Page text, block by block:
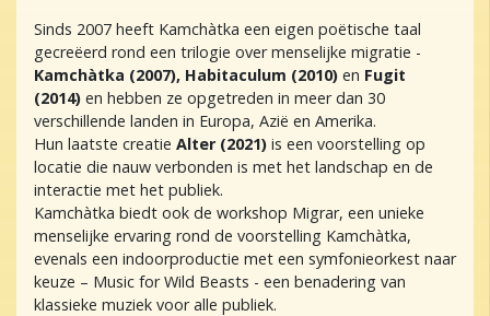
Sinds 2007 heeft Kamchàtka een eigen poëtische taal
gecreëerd rond een trilogie over menselijke migratie -
Kamchàtka (2007), Habitaculum (2010) en Fugit
(2014) en hebben ze opgetreden in meer dan 30
verschillende landen in Europa, Azië en Amerika.
Hun laatste creatie Alter (2021) is een voorstelling op
locatie die nauw verbonden is met het landschap en de
interactie met het publiek.
Kamchàtka biedt ook de workshop Migrar, een unieke
menselijke ervaring rond de voorstelling Kamchàtka,
evenals een indoorproductie met een symfonieorkest naar
keuze – Music for Wild Beasts - een benadering van
klassieke muziek voor alle publiek.